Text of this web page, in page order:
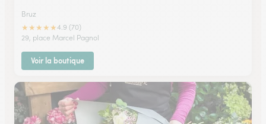
Bruz
★★★★★4.9 (70)
29, place Marcel Pagnol
Voir la boutique